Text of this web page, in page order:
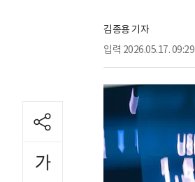
김종용 기자
입력 2026.05.17. 09:29